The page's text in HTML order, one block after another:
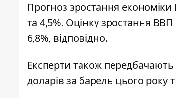
Прогноз зростання
та 4,5%. Оцінку зростання ВВП
6,8%, відповідно.
Експерти також передбачають
доларів за барель цього року